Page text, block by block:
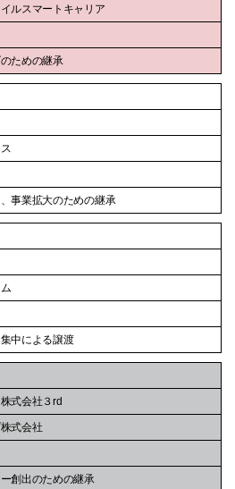
ルスマートキャリア
ための継承
事業拡大のための継承
中による譲渡
式会社３rd
式会社
創出のための継承